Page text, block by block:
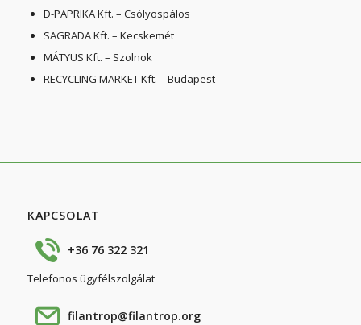
D-PAPRIKA Kft. – Csólyospálos
SAGRADA Kft. – Kecskemét
MÁTYUS Kft. – Szolnok
RECYCLING MARKET Kft. – Budapest
KAPCSOLAT
+36 76 322 321
Telefonos ügyfélszolgálat
filantrop@filantrop.org